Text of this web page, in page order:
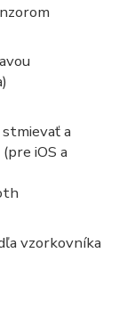
a
iOS a
vzorkovníka